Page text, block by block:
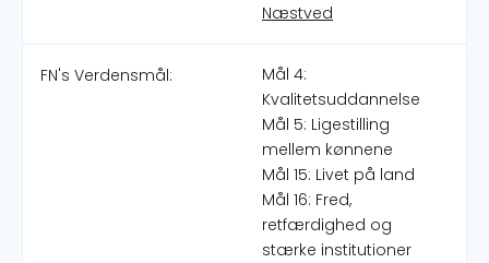
Næstved
FN's Verdensmål:
Mål 4:
Kvalitetsuddannelse
Mål 5: Ligestilling
mellem kønnene
Mål 15: Livet på land
Mål 16: Fred,
retfærdighed og
stærke institutioner